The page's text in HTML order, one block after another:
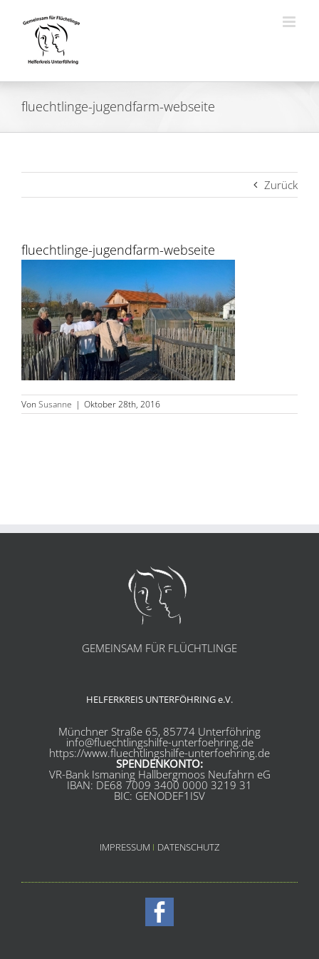
springen
fluechtlinge-jugendfarm-webseite
Zurück
fluechtlinge-jugendfarm-webseite
Von Susanne | Oktober 28th, 2016
GEMEINSAM FÜR FLÜCHTLINGE
HELFERKREIS UNTERFÖHRING e.V.
Münchner Straße 65, 85774 Unterföhring
info@fluechtlingshilfe-unterfoehring.de
https://www.fluechtlingshilfe-unterfoehring.de
SPENDENKONTO:
VR-Bank Ismaning Hallbergmoos Neufahrn eG
IBAN: DE68 7009 3400 0000 3219 31
BIC: GENODEF1ISV
IMPRESSUM I DATENSCHUTZ